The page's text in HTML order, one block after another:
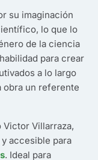
su imaginación
lo que lo
de la ciencia
para crear
a lo largo
obra un referente
Victor Villarraza,
accesible para
. Ideal para